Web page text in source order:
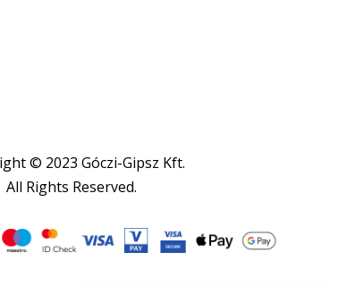
© 2023 Góczi-Gipsz Kft.
All Rights Reserved.